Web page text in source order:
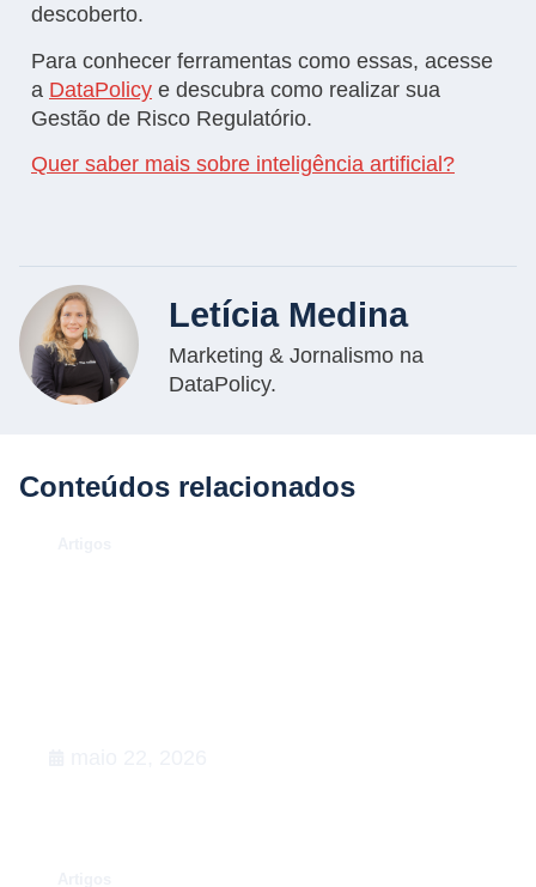
descoberto.
Para conhecer ferramentas como essas, acesse
a DataPolicy e descubra como realizar sua
Gestão de Risco Regulatório.
Quer saber mais sobre inteligência artificial?
Letícia Medina
Marketing & Jornalismo na
DataPolicy.
Conteúdos relacionados